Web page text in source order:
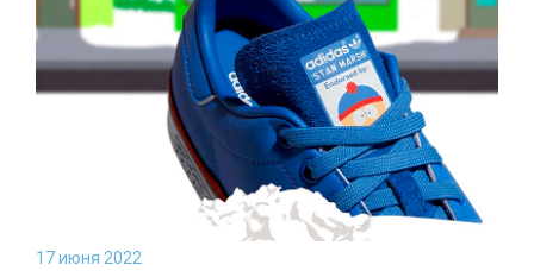
17 июня 2022